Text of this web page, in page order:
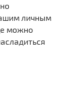
личным
можно